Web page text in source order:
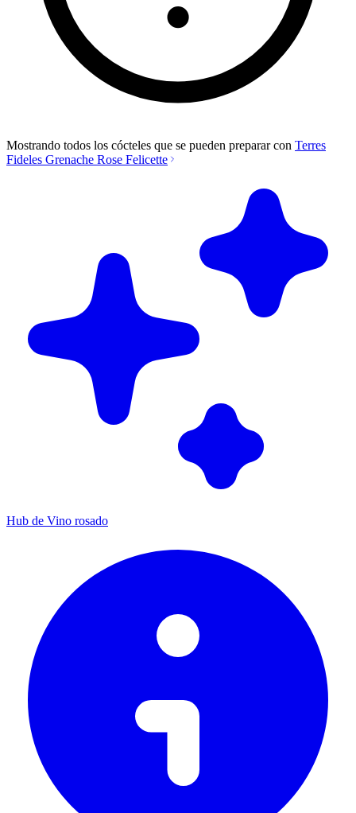
Mostrando todos los cócteles que se pueden preparar con Terres
Fideles Grenache Rose Felicette
Hub de Vino rosado